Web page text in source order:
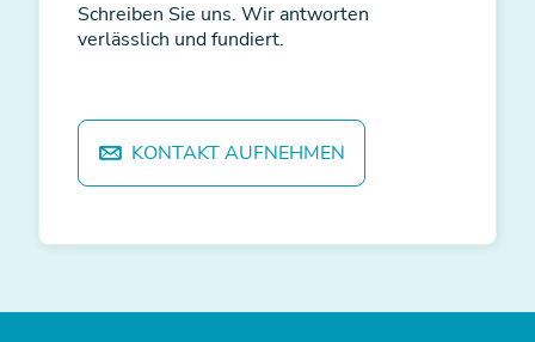
Schreiben Sie uns. Wir antworten
verlässlich und fundiert.
KONTAKT AUFNEHMEN